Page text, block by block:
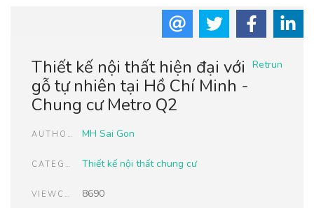
Retrun
Thiết kế nội thất hiện đại với
gỗ tự nhiên tại Hồ Chí Minh -
Chung cư Metro Q2
AUTHOR MH Sai Gon
CATEGORIES Thiết kế nội thất chung cư
VIEWCOUNT 8690